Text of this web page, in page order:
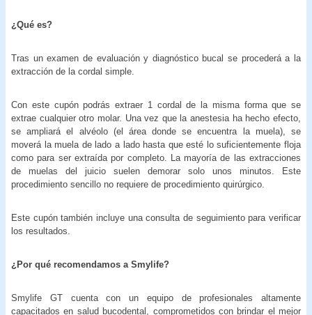
¿Qué es?
Tras un examen de evaluación y diagnóstico bucal se procederá a la
extracción de la cordal simple.
Con este cupón podrás extraer 1 cordal de la misma forma que se
extrae cualquier otro molar. Una vez que la anestesia ha hecho efecto,
se ampliará el alvéolo (el área donde se encuentra la muela), se
moverá la muela de lado a lado hasta que esté lo suficientemente floja
como para ser extraída por completo. La mayoría de las extracciones
de muelas del juicio suelen demorar solo unos minutos. Este
procedimiento sencillo no requiere de procedimiento quirúrgico.
Este cupón también incluye una consulta de seguimiento para verificar
los resultados.
¿Por qué recomendamos a Smylife?
Smylife GT cuenta con un equipo de profesionales altamente
capacitados en salud bucodental, comprometidos con brindar el mejor